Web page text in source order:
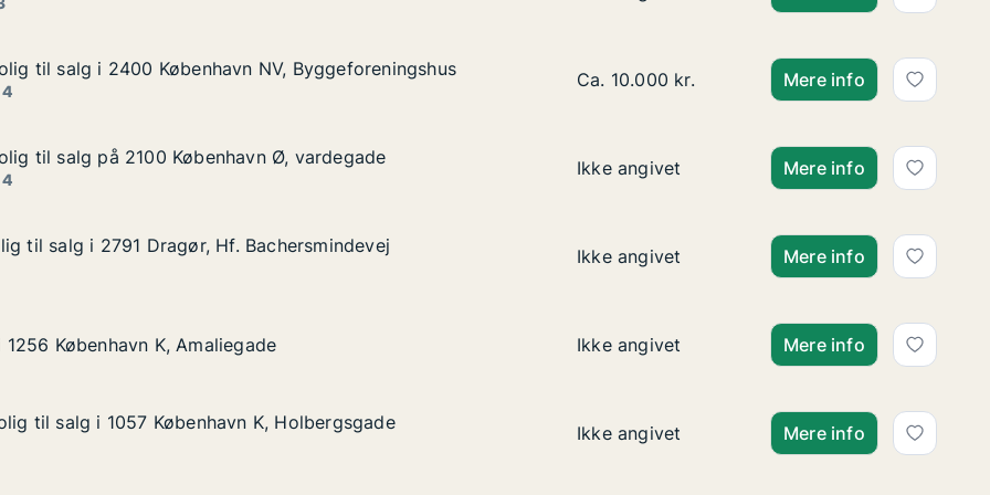
NV, Byggeforeningshus
2400 København NV, Byggeforeningshus
til salg i 2400 København NV, Byggeforeningshus
til salg i 2400 København NV, Byggeforeningshus Ca. 130 m2 andelsbolig til salg i 2400
Ca. 10.000 kr. Mere info
Ø, vardegade
2100 København Ø, vardegade
til salg på 2100 København Ø, vardegade
til salg på 2100 København Ø, vardegade Ca. 100 m2 andelsbolig til salg på 2100
Ikke angivet Mere info
Dragør, Hf. Bachersmindevej
til salg i 2791 Dragør, Hf. Bachersmindevej
til salg i 2791 Dragør, Hf. Bachersmindevej Ca. 50 m2 andelsbolig til salg i 2791 Dragør,
Ikke angivet Mere info
K, Amaliegade
København K, Amaliegade
København K, Amaliegade Andelsbolig til salg i 1256 København K,
Ikke angivet Mere info
Holbergsgade
1057 København K, Holbergsgade
til salg i 1057 København K, Holbergsgade
til salg i 1057 København K, Holbergsgade Ca. 170 m2 andelsbolig til salg i 1057
Ikke angivet Mere info